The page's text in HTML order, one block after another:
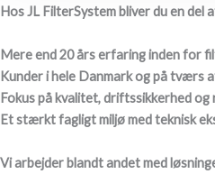
Hos JL FilterSystem bliver du en del
Mere end 20 års erfaring inden for
Kunder i hele Danmark og på tværs
Fokus på kvalitet, driftssikkerhed og
Et stærkt fagligt miljø med teknisk
Vi arbejder blandt andet med